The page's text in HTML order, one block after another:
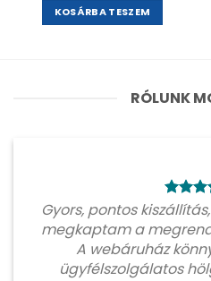
KOSÁRBA TESZEM
RÓLUNK
Gyors, pontos
megkaptam a
A webáruház
ügyfélszolgálatos